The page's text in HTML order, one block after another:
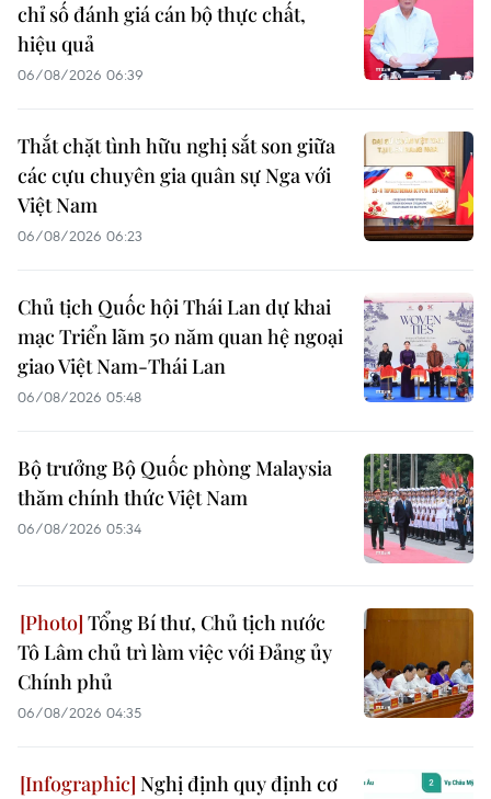
chỉ số đánh giá cán bộ thực chất,
hiệu quả
06/08/2026 06:39
Thắt chặt tình hữu nghị sắt son giữa
các cựu chuyên gia quân sự Nga với
Việt Nam
06/08/2026 06:23
Chủ tịch Quốc hội Thái Lan dự khai
mạc Triển lãm 50 năm quan hệ ngoại
giao Việt Nam-Thái Lan
06/08/2026 05:48
Bộ trưởng Bộ Quốc phòng Malaysia
thăm chính thức Việt Nam
06/08/2026 05:34
Tổng Bí thư, Chủ tịch nước
Tô Lâm chủ trì làm việc với Đảng ủy
Chính phủ
06/08/2026 04:35
Nghị định quy định cơ